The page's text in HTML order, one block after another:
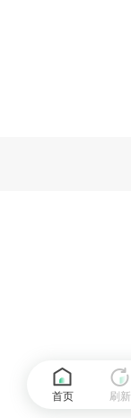
首页 刷新